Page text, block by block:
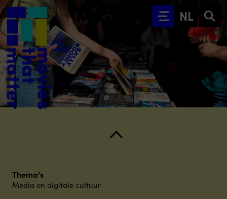
Ga naar hoofdinhoud
NL
Thema's
Media en digitale cultuur